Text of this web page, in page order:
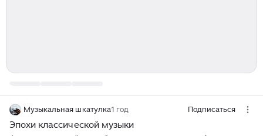
Музыкальная шкатулка1 год Подписаться
Эпохи классической музыки